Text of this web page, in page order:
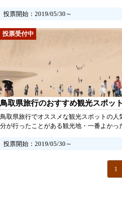
投票開始：2019/05/30～
鳥取県旅行のおすすめ観光スポッ
鳥取県旅行でオススメな観光スポットの
分が行ったことがある観光地・一番よかっ
投票開始：2019/05/30～
1